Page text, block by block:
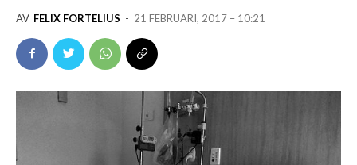
AV FELIX FORTELIUS - 21 FEBRUARI, 2017 – 10:21